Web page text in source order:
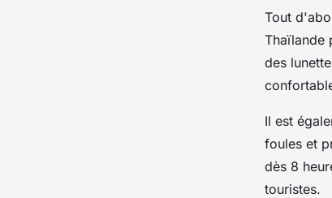
Tout
Thaïlande
des
Il est
foules et
dès 8
touristes.